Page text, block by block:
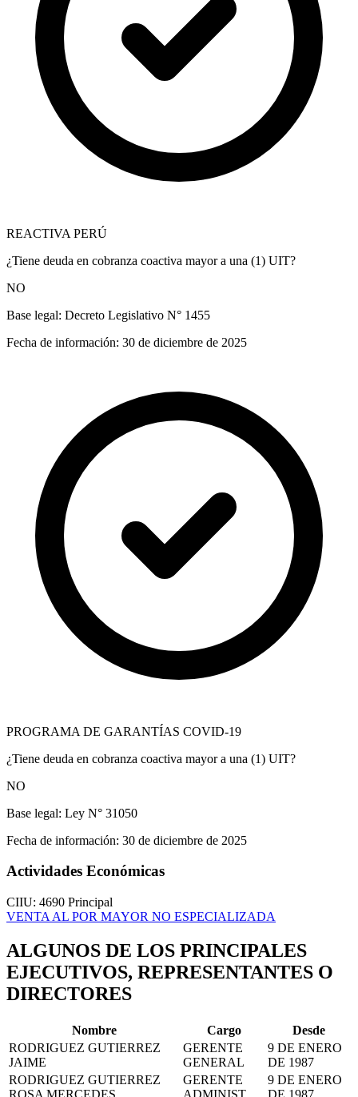
REACTIVA PERÚ
¿Tiene deuda en cobranza coactiva mayor a una (1) UIT?
NO
Base legal: Decreto Legislativo N° 1455
Fecha de información: 30 de diciembre de 2025
PROGRAMA DE GARANTÍAS COVID-19
¿Tiene deuda en cobranza coactiva mayor a una (1) UIT?
NO
Base legal: Ley N° 31050
Fecha de información: 30 de diciembre de 2025
Actividades Económicas
CIIU: 4690 Principal
VENTA AL POR MAYOR NO ESPECIALIZADA
ALGUNOS DE LOS PRINCIPALES
EJECUTIVOS, REPRESENTANTES O
DIRECTORES
Nombre Cargo
Desde
RODRIGUEZ GUTIERREZ
JAIME
GERENTE
GENERAL
9 DE ENERO
DE 1987
RODRIGUEZ GUTIERREZ
ROSA MERCEDES
GERENTE
ADMINIST
9 DE ENERO
DE 1987